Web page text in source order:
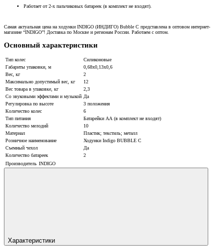
Работает от 2-х пальчиковых батареек (в комплект не входят).
Самая актуальная цена на ходунки INDIGO (ИНДИГО) Bubble С представлена в оптовом интернет-
магазине “INDIGO”! Доставка по Москве и регионам России. Работаем с оптом.
Основный характеристики
Тип колес
Силиконовые
Габариты упаковки, м
0,68х0,13х0,6
Вес, кг
2
Максимально допустимый вес, кг
12
Вес товара в упаковке, кг
2,3
Со звуковыми эффектами и музыкой Да
Регулировка по высоте
3 положения
Количество колес
6
Тип питания
Батарейки АА (в комплект не входят)
Количество мелодий
10
Материал
Пластик; текстиль; металл
Розничное наименование
Ходунки Indigo BUBBLE C
Съемный чехол
Да
Количество батареек
2
Производитель INDIGO
Характеристики